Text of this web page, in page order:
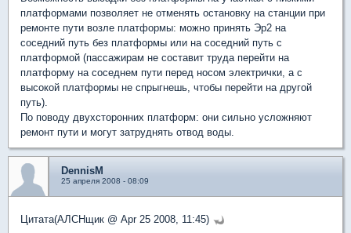
платформами позволяет не отменять остановку на станции при
ремонте пути возле платформы: можно принять Эр2 на
соседний путь без платформы или на соседний путь с
платформой (пассажирам не составит труда перейти на
платформу на соседнем пути перед носом электрички, а с
высокой платформы не спрыгнешь, чтобы перейти на другой
путь).
По поводу двухсторонних платформ: они сильно усложняют
ремонт пути и могут затруднять отвод воды.
DennisM
25 апреля 2008 - 08:09
Цитата(АЛСНщик @ Apr 25 2008, 11:45)